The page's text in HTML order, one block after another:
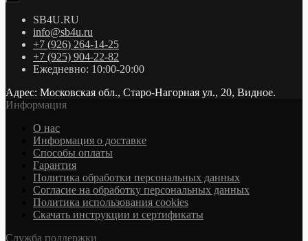
SB4U.RU
info@sb4u.ru
+7 (926) 264-14-25
+7 (925) 904-22-82
Ежедневно: 10:00-20:00
Адрес: Московская обл., Старо-Нагорная ул., 20, Видное.
Информация
О нас
Информация о доставке
Cпособы оплаты
Гарантия
Политика обработки персональных данных
Согласие на обработку персональных данных
Политика использования cookies
Скачать инструкции и сертификаты
Служба поддержки